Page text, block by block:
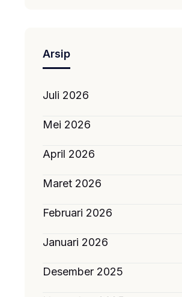
Arsip
Juli 2026
Mei 2026
April 2026
Maret 2026
Februari 2026
Januari 2026
Desember 2025